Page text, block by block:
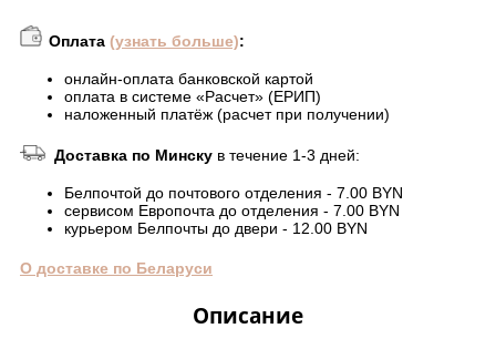
Оплата (узнать больше):
онлайн-оплата банковской картой
оплата в системе «Расчет» (ЕРИП)
наложенный платёж (расчет при получении)
Доставка по Минску в течение 1-3 дней:
Белпочтой до почтового отделения - 7.00 BYN
сервисом Европочта до отделения - 7.00 BYN
курьером Белпочты до двери - 12.00 BYN
О доставке по Беларуси
Описание